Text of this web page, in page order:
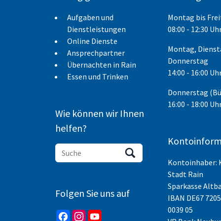
Aufgaben und
Dienstleistungen
Online Dienste
Ansprechpartner
Übernachten in Rain
Essen und Trinken
Wie können wir Ihnen
helfen?
Folgen Sie uns auf
Montag bis
08:00 - 12:30
Montag,
Donnerstag
14:00 - 16:00
Donnerstag
16:00 - 18:00
Kontoinhaber:
Stadt Rain
Sparkasse
IBAN DE67
0039 05